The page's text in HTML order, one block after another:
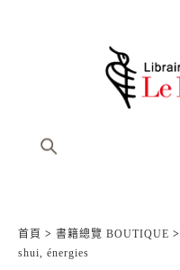
首頁 > 書籍總覽 BOUTIQUE >
shui, énergies